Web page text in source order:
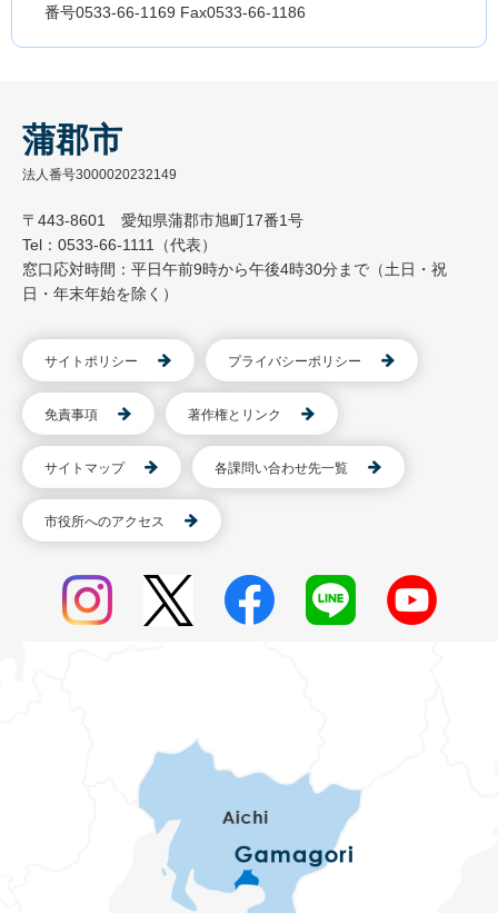
番号0533-66-1169 Fax0533-66-1186
蒲郡市
法人番号3000020232149
〒443-8601 愛知県蒲郡市旭町17番1号
Tel：0533-66-1111（代表）
窓口応対時間：平日午前9時から午後4時30分まで（土日・祝
日・年末年始を除く）
サイトポリシー プライバシーポリシー
免責事項 著作権とリンク
サイトマップ 各課問い合わせ先一覧
市役所へのアクセス